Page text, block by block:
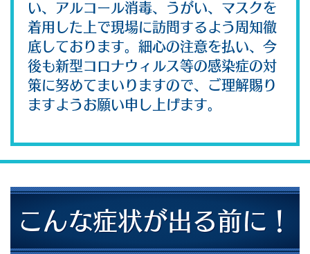
い、アルコール消毒、うがい、マスクを
着用した上で現場に訪問するよう周知徹
底しております。細心の注意を払い、今
後も新型コロナウィルス等の感染症の対
策に努めてまいりますので、ご理解賜り
ますようお願い申し上げます。
こんな症状が出る前に！